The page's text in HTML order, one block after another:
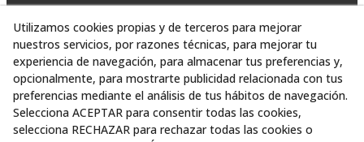
Utilizamos cookies propias y de terceros para mejorar
nuestros servicios, por razones técnicas, para mejorar tu
experiencia de navegación, para almacenar tus preferencias y,
opcionalmente, para mostrarte publicidad relacionada con tus
preferencias mediante el análisis de tus hábitos de navegación.
Selecciona ACEPTAR para consentir todas las cookies,
selecciona RECHAZAR para rechazar todas las cookies o